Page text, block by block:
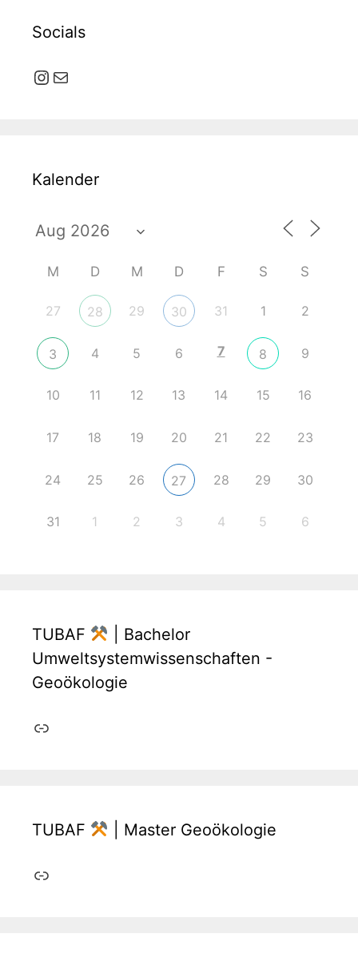
Socials
Instagram
E-Mail
Kalender
M D M D F S S
27 28 29 30 31 1 2
3 4 5 6 7 8 9
10 11 12 13 14 15 16
17 18 19 20 21 22 23
24 25 26 27 28 29 30
31 1 2 3 4 5 6
TUBAF
| Bachelor
Umweltsystemwissenschaften -
Geoökologie
Link
TUBAF | Master Geoökologie
Link